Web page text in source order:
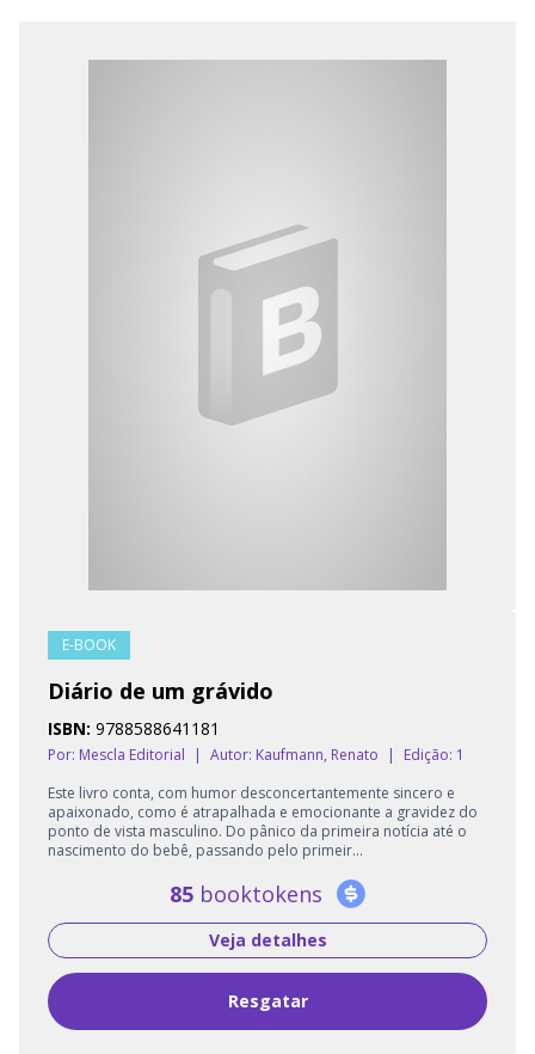
E-BOOK
Diário de um grávido
ISBN: 9788588641181
Por: Mescla Editorial | Autor: Kaufmann, Renato |
Edição: 1
Este livro conta, com humor desconcertantemente sincero e
apaixonado, como é atrapalhada e emocionante a gravidez do
ponto de vista masculino. Do pânico da primeira notícia até o
nascimento do bebê, passando pelo primeir...
85 booktokens
Veja detalhes
Resgatar